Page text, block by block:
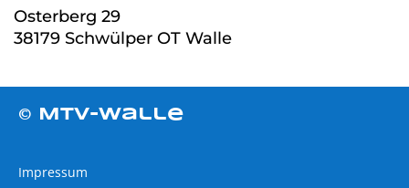
Osterberg 29
38179 Schwülper OT Walle
© MTV-Walle
Impressum